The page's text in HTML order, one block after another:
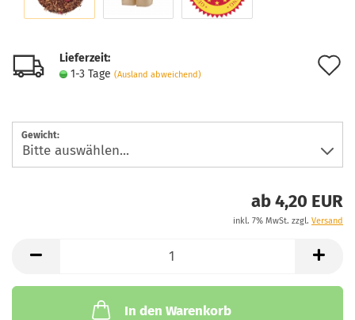
Lieferzeit:
1-3 Tage (Ausland abweichend)
Gewicht:
ab 4,20 EUR
inkl. 7% MwSt. zzgl. Versand
In den Warenkorb